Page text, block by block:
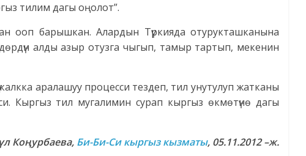
тилим дагы оңолот”.
ооп барышкан. Алардын Түркияда отурукташканына
алды азыр отузга чыгып, тамыр тартып, мекенин
аралашуу процесси тездеп, тил унутулуп жатканы
Кыргыз тил мугалимин сурап кыргыз өкмөтүнө дагы
Коңурбаева, Би-Би-Си кыргыз кызматы, 05.11.2012 –ж.